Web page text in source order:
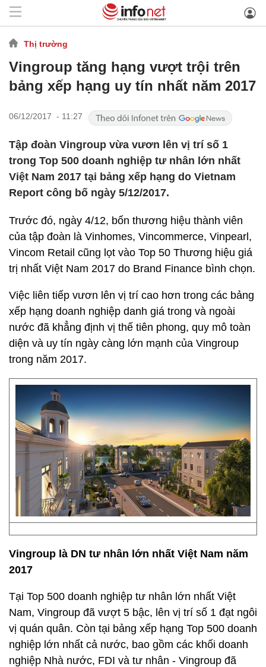
Thị trường
Vingroup tăng hạng vượt trội trên
bảng xếp hạng uy tín nhất năm 2017
06/12/2017 - 11:27
Tập đoàn Vingroup vừa vươn lên vị trí số 1
trong Top 500 doanh nghiệp tư nhân lớn nhất
Việt Nam 2017 tại bảng xếp hạng do Vietnam
Report công bố ngày 5/12/2017.
Trước đó, ngày 4/12, bốn thương hiệu thành viên
của tập đoàn là Vinhomes, Vincommerce, Vinpearl,
Vincom Retail cũng lọt vào Top 50 Thương hiệu giá
trị nhất Việt Nam 2017 do Brand Finance bình chọn.
Việc liên tiếp vươn lên vị trí cao hơn trong các bảng
xếp hạng doanh nghiệp danh giá trong và ngoài
nước đã khẳng định vị thế tiên phong, quy mô toàn
diện và uy tín ngày càng lớn mạnh của Vingroup
trong năm 2017.
Vingroup là DN tư nhân lớn nhất Việt Nam năm
2017
Tại Top 500 doanh nghiệp tư nhân lớn nhất Việt
Nam, Vingroup đã vượt 5 bậc, lên vị trí số 1 đạt ngôi
vị quán quân. Còn tại bảng xếp hạng Top 500 doanh
nghiệp lớn nhất cả nước, bao gồm các khối doanh
nghiệp Nhà nước, FDI và tư nhân - Vingroup đã